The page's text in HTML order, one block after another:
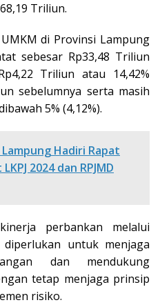
Triliun.
di Provinsi Lampung
sebesar Rp33,48 Triliun
Triliun atau 14,42%
sebelumnya serta masih
5% (4,12%).
Hadiri Rapat
2024 dan RPJMD
perbankan melalui
untuk menjaga
dan mendukung
tetap menjaga prinsip
risiko.